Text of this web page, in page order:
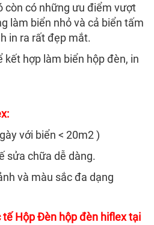
còn có những ưu điểm vượt
làm biển nhỏ và cả biển tấm
in ra rất đẹp mắt.
kết hợp làm biển hộp đèn, in
với biển < 20m2 )
sửa chữa dễ dàng.
và màu sắc đa dạng
Hộp Đèn hộp đèn hiflex tại